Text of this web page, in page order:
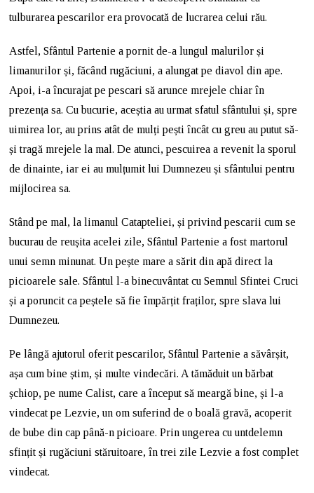
tulburarea pescarilor era provocată de lucrarea celui rău.
Astfel, Sfântul Partenie a pornit de-a lungul malurilor și
limanurilor și, făcând rugăciuni, a alungat pe diavol din ape.
Apoi, i-a încurajat pe pescari să arunce mrejele chiar în
prezența sa. Cu bucurie, aceștia au urmat sfatul sfântului și, spre
uimirea lor, au prins atât de mulți pești încât cu greu au putut să-
și tragă mrejele la mal. De atunci, pescuirea a revenit la sporul
de dinainte, iar ei au mulțumit lui Dumnezeu și sfântului pentru
mijlocirea sa.
Stând pe mal, la limanul Catapteliei, și privind pescarii cum se
bucurau de reușita acelei zile, Sfântul Partenie a fost martorul
unui semn minunat. Un pește mare a sărit din apă direct la
picioarele sale. Sfântul l-a binecuvântat cu Semnul Sfintei Cruci
și a poruncit ca peștele să fie împărțit fraților, spre slava lui
Dumnezeu.
Pe lângă ajutorul oferit pescarilor, Sfântul Partenie a săvârșit,
așa cum bine știm, și multe vindecări. A tămăduit un bărbat
șchiop, pe nume Calist, care a început să meargă bine, și l-a
vindecat pe Lezvie, un om suferind de o boală gravă, acoperit
de bube din cap până-n picioare. Prin ungerea cu untdelemn
sfințit și rugăciuni stăruitoare, în trei zile Lezvie a fost complet
vindecat.